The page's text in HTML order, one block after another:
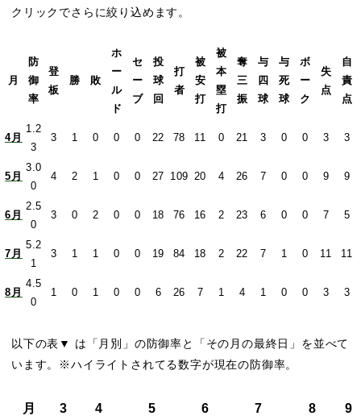
クリックでさらに絞り込めます。
月
防
御
率
登
板
勝 敗
ホ
ー
ル
ド
セ
ー
ブ
投
球
回
打
者
被
安
打
被
本
塁
打
奪
三
振
与
四
球
与
死
球
ボ
ー
ク
失
点
自
責
点
4月
1.2
3
3 1 0 0 0 22 78 11 0 21 3 0 0 3 3
5月
3.0
0
4 2 1 0 0 27 109 20 4 26 7 0 0 9 9
6月
2.5
0
3 0 2 0 0 18 76 16 2 23 6 0 0 7 5
7月
5.2
1
3 1 1 0 0 19 84 18 2 22 7 1 0 11 11
8月
4.5
0
1 0 1 0 0 6 26 7 1 4 1 0 0 3 3
以下の表▼ は「月別」の防御率と「その月の最終日」を並べて
います。※ハイライトされてる数字が現在の防御率。
月 3 4 5 6 7 8
9